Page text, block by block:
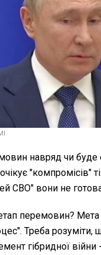
навряд чи буде
"компромісів"
СВО" вони не
перемовин?
Треба
гібридної війни